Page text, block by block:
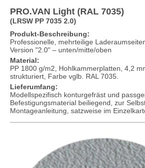
PRO.VAN Light (RAL 7035)
(LRSW PP 7035 2.0)
Produkt-Beschreibung:
Professionelle, mehrteilige
Version "2.0" – unten/mitte/oben
Material:
PP 1800 g/m2, Hohlkammerplatten, 4,2
strukturiert, Farbe vglb. RAL 7035.
Lieferumfang:
Modellspezifisch konturgefräst und
Befestigungsmaterial beiliegend, zur
Montageanleitung, satzweise im